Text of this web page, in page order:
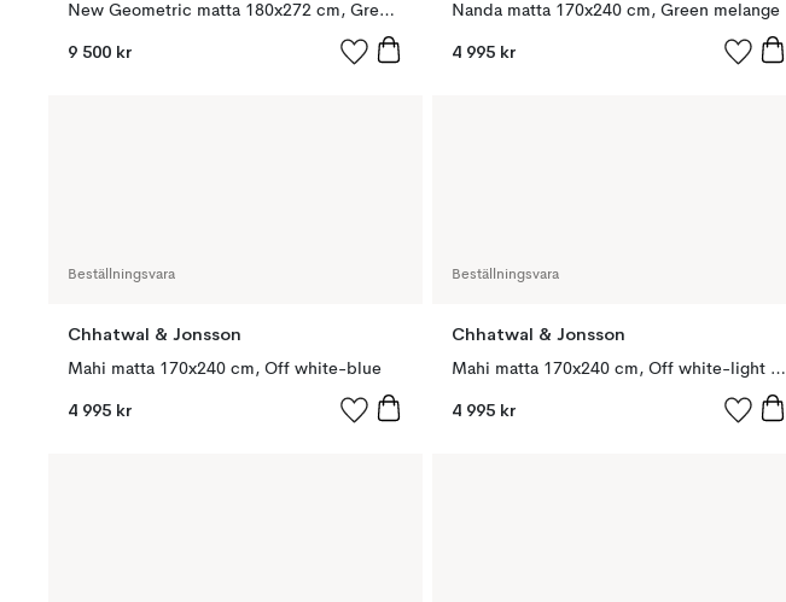
New Geometric matta 180x272 cm, Green melange- off white
9 500 kr
Nanda matta 170x240 cm, Green melange
4 995 kr
Beställningsvara
Chhatwal & Jonsson
Mahi matta 170x240 cm, Off white-blue
4 995 kr
Beställningsvara
Chhatwal & Jonsson
Mahi matta 170x240 cm, Off white-light grey
4 995 kr